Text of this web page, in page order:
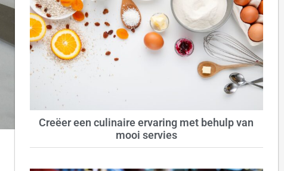
Creëer een culinaire ervaring met behulp van
mooi servies